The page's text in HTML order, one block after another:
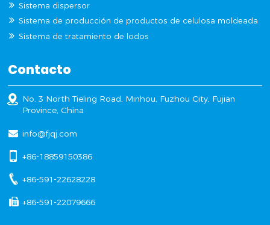
Sistema dispersor
Sistema de producción de productos de celulosa moldeada
Sistema de tratamiento de lodos
Contacto
No. 3 North Tieling Road, Minhou, Fuzhou City, Fujian
Province, China
info@fjqj.com
+86-18859150386
+86-591-22628228
+86-591-22079666